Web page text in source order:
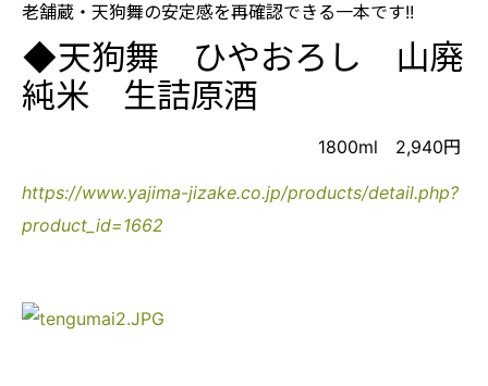
老舗蔵・天狗舞の安定感を再確認できる一本です!!
◆天狗舞 ひやおろし 山廃
純米 生詰原酒
1800ml 2,940円
https://www.yajima-jizake.co.jp/products/detail.php?
product_id=1662